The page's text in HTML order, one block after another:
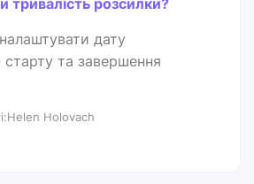
тривалість розсилки?
дату
та завершення
Holovach